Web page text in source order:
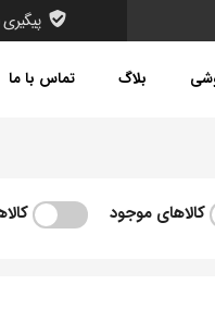
بلاگ تماس با ما
کالاهای موجود